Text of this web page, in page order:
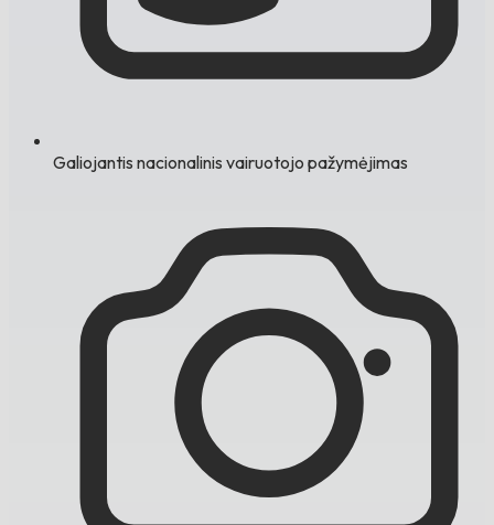
Galiojantis nacionalinis vairuotojo pažymėjimas